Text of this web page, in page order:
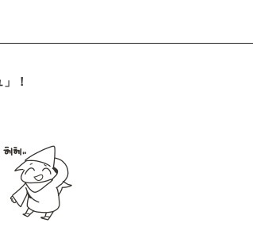
！